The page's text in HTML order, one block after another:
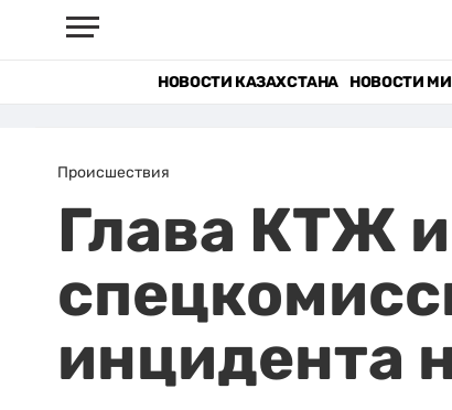
НОВОСТИ КАЗАХСТАНА НОВОСТИ
Происшествия
Глава КТЖ
инцидента